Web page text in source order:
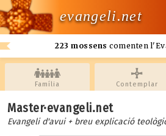
evangeli.net
223 mossens comenten
Família Contemplar
Master·evangeli.net
Evangeli d'avui + breu explicació